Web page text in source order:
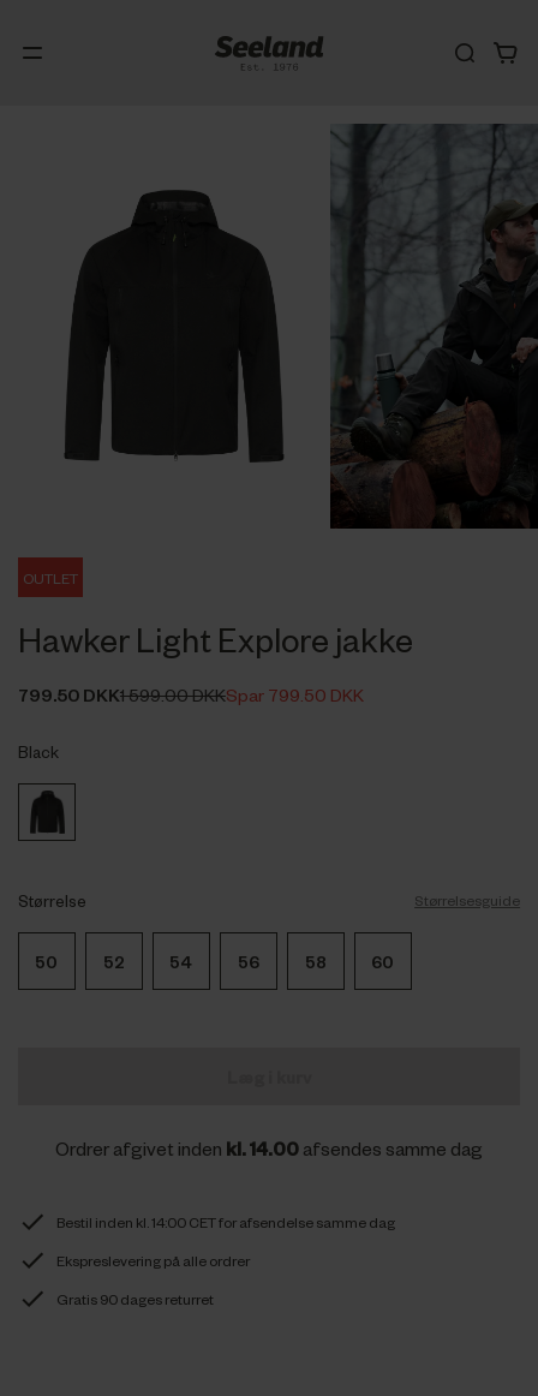
OUTLET
Hawker Light Explore jakke
799.50 DKK1 599.00 DKKSpar 799.50 DKK
Black
Størrelse Størrelsesguide
50 52 54 56 58 60
Ordrer afgivet inden kl. 14.00 afsendes samme dag
Bestil inden kl. 14:00 CET for afsendelse samme dag
Ekspreslevering på alle ordrer
Gratis 90 dages returret